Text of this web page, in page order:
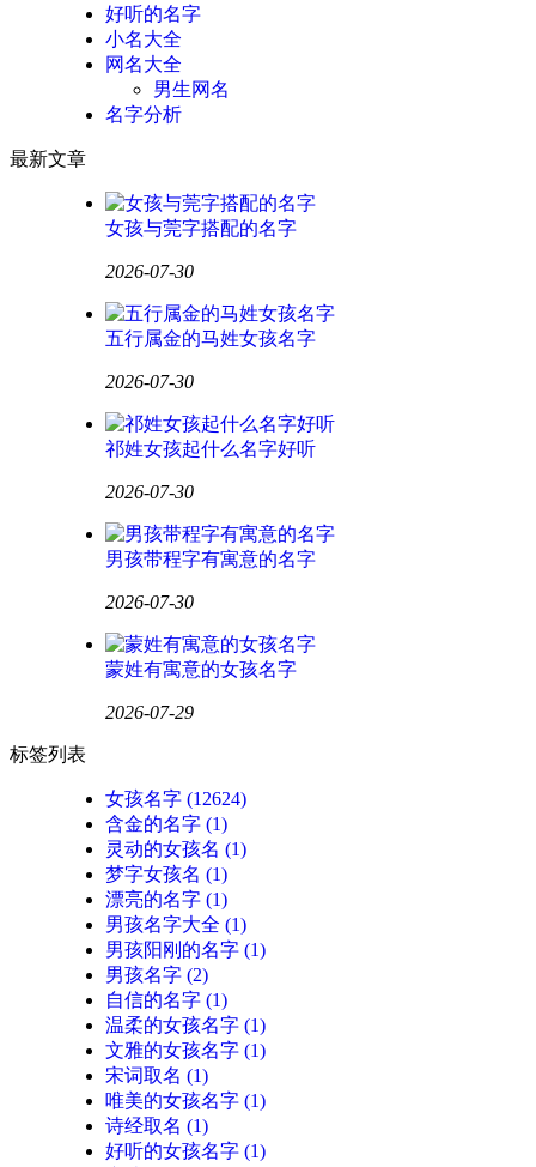
好听的名字
小名大全
网名大全
男生网名
名字分析
最新文章
女孩与莞字搭配的名字
2026-07-30
五行属金的马姓女孩名字
2026-07-30
祁姓女孩起什么名字好听
2026-07-30
男孩带程字有寓意的名字
2026-07-30
蒙姓有寓意的女孩名字
2026-07-29
标签列表
女孩名字 (12624)
含金的名字 (1)
灵动的女孩名 (1)
梦字女孩名 (1)
漂亮的名字 (1)
男孩名字大全 (1)
男孩阳刚的名字 (1)
男孩名字 (2)
自信的名字 (1)
温柔的女孩名字 (1)
文雅的女孩名字 (1)
宋词取名 (1)
唯美的女孩名字 (1)
诗经取名 (1)
好听的女孩名字 (1)